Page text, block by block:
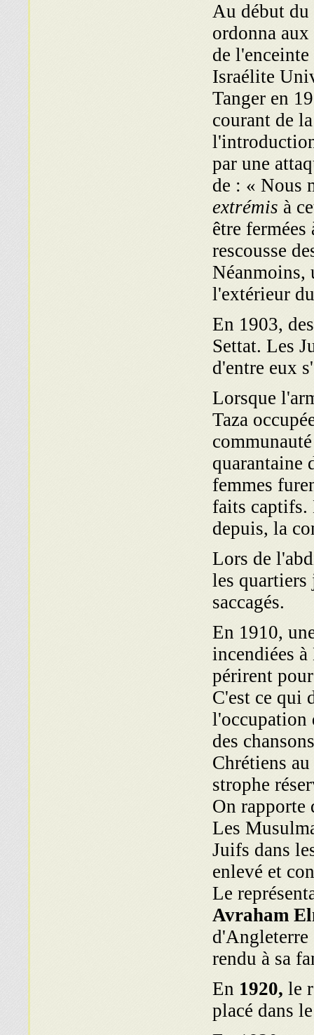
Au début
ordonna
de
Israélite
Tanger en
courant de
par une
de : « Nous
extrémis à
être
rescousse
Néanmoins,
l'extérieur
En 1903,
Settat. Les
d'entre eux
Lorsque
Taza
quarantaine
femmes
faits captifs.
depuis, la
Lors de
les quartiers
saccagés.
En 1910,
incendiées
périrent
C'est ce qui
l'occupation
des
Chrétiens
strophe
On rapporte
Les
Juifs dans
enlevé et
Le
Avraham
d'Angleterre
rendu à sa
En 1920, le
placé dans